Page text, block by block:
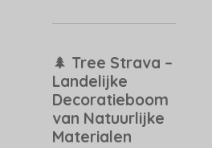
🌲 Tree Strava –
Landelijke
Decoratieboom
van Natuurlijke
Materialen